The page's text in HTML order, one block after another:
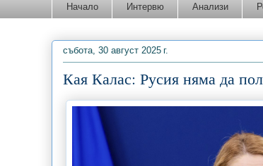
Начало Интервю Анализи
събота, 30 август 2025 г.
Кая Калас: Русия няма да